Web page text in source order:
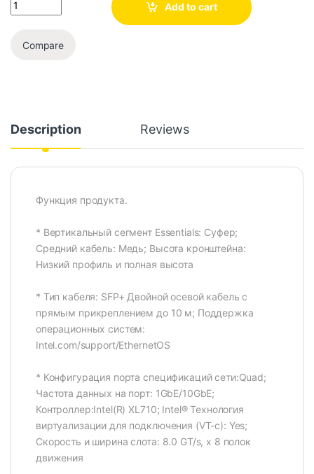
Add to cart
Compare
Description Reviews
Функция продукта.
* Вертикальный сегмент Essentials: Суфер;
Средний кабель: Медь; Высота кронштейна:
Низкий профиль и полная высота
* Тип кабеля: SFP+ Двойной осевой кабель с
прямым прикреплением до 10 м; Поддержка
операционных систем:
Intel.com/support/EthernetOS
* Конфигурация порта спецификаций сети:Quad;
Частота данных на порт: 1GbE/10GbE;
Контроллер:Intel(R) XL710; Intel® Технология
виртуализации для подключения (VT-c): Yes;
Скорость и ширина слота: 8.0 GT/s, x 8 полок
движения